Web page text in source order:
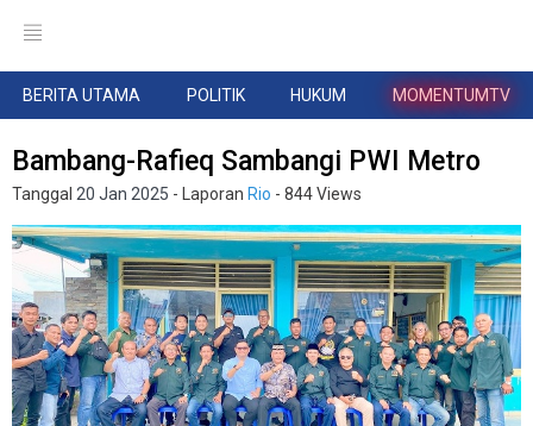
BERITA UTAMA POLITIK HUKUM MOMENTUMTV
Bambang-Rafieq Sambangi PWI Metro
Tanggal 20 Jan 2025 - Laporan Rio - 844 Views